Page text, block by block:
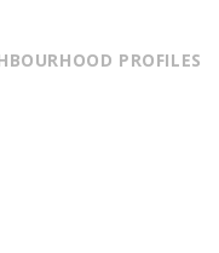
PROFILES